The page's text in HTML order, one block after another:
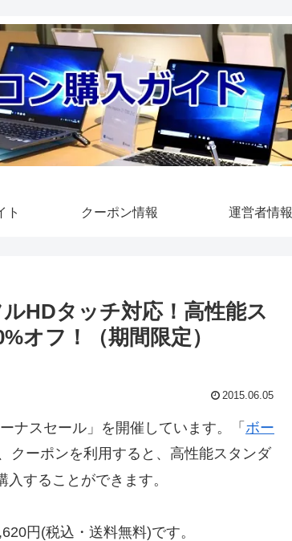
ト クーポン情報 運営者情報
HDタッチ対応！高性能ス
オフ！（期間限定）
2015.06.05
ナスセール」を開催しています。「 ボー
クーポンを利用すると、高性能スタンダ
することができます。
円(税込・送料無料)です。